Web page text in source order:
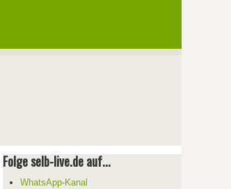
Folge selb-live.de auf...
WhatsApp-Kanal